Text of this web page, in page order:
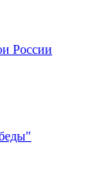
России